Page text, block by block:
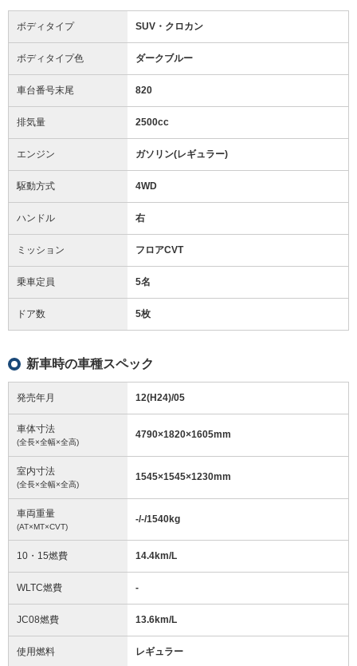
ボディタイプ SUV・クロカン
ボディタイプ色 ダークブルー
車台番号末尾 820
排気量 2500cc
エンジン ガソリン(レギュラー)
駆動方式 4WD
ハンドル 右
ミッション フロアCVT
乗車定員 5名
ドア数 5枚
新車時の車種スペック
発売年月 12(H24)/05
車体寸法
(全長×全幅×全高)
4790×1820×1605mm
室内寸法
(全長×全幅×全高)
1545×1545×1230mm
車両重量
(AT×MT×CVT)
-/-/1540kg
10・15燃費 14.4km/L
WLTC燃費 -
JC08燃費 13.6km/L
使用燃料 レギュラー